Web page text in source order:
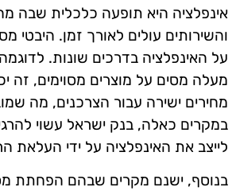
אינפלציה היא תופעה כלכלית שבה
והשירותים עולים לאורך זמן. היבטי
על האינפלציה בדרכים שונות.
מעלה מסים על מוצרים מסוימים, זה
מחירים ישירה עבור הצרכנים, מה
במקרים כאלה, בנק ישראל עשוי
לייצב את האינפלציה על ידי העלאת
בנוסף, ישנם מקרים שבהם הפחתת